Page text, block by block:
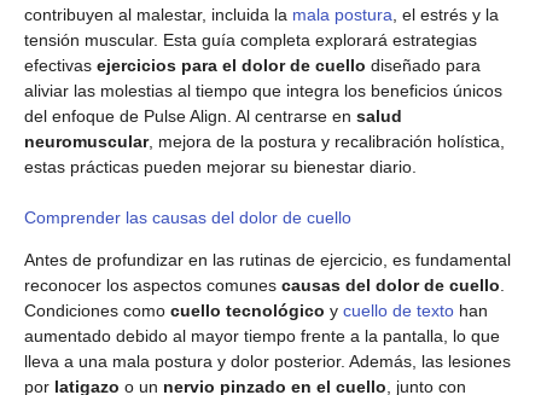
contribuyen al malestar, incluida la mala postura , el estrés y la
tensión muscular. Esta guía completa explorará estrategias
efectivas ejercicios para el dolor de cuello diseñado para
aliviar las molestias al tiempo que integra los beneficios únicos
del enfoque de Pulse Align. Al centrarse en salud
neuromuscular, mejora de la postura y recalibración holística,
estas prácticas pueden mejorar su bienestar diario.
Comprender las causas del dolor de cuello
Antes de profundizar en las rutinas de ejercicio, es fundamental
reconocer los aspectos comunes causas del dolor de cuello
Condiciones como cuello tecnológico y cuello de texto han
aumentado debido al mayor tiempo frente a la pantalla, lo que
lleva a una mala postura y dolor posterior. Además, las lesiones
por latigazo o un nervio pinzado en el cuello , junto con